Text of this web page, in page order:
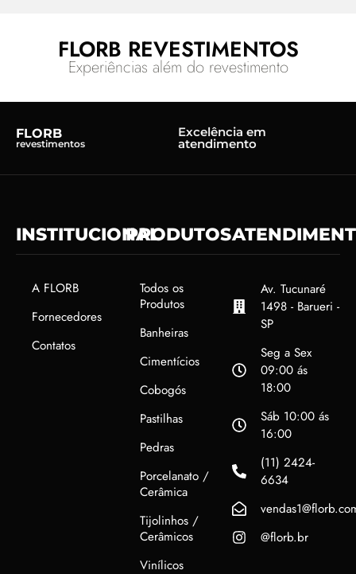
FLORB REVESTIMENTOS
Experiências além do revestimento
FLORB
revestimentos
Excelência em
atendimento
INSTITUCIONAL
A FLORB
Fornecedores
Contatos
PRODUTOS
Todos os
Produtos
Banheiras
Cimentícios
Cobogós
Pastilhas
Pedras
Porcelanato /
Cerâmica
Tijolinhos /
Cerâmicos
Vinílicos
Av. Tucunaré
1498 - Barueri -
SP
Seg a Sex
09:00 ás
18:00
Sáb 10:00 ás
16:00
(11) 2424-
6634
@florb.br